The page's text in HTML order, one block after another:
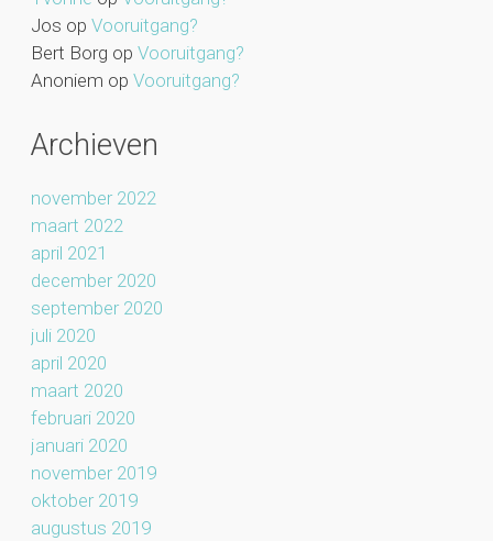
Jos op Vooruitgang?
Bert Borg op Vooruitgang?
Anoniem op Vooruitgang?
Archieven
november 2022
maart 2022
april 2021
december 2020
september 2020
juli 2020
april 2020
maart 2020
februari 2020
januari 2020
november 2019
oktober 2019
augustus 2019